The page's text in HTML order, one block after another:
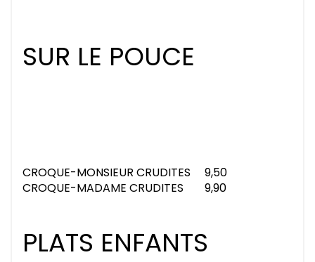
SUR LE POUCE
CROQUE-MONSIEUR CRUDITES 9,50
CROQUE-MADAME CRUDITES
9,90
PLATS ENFANTS